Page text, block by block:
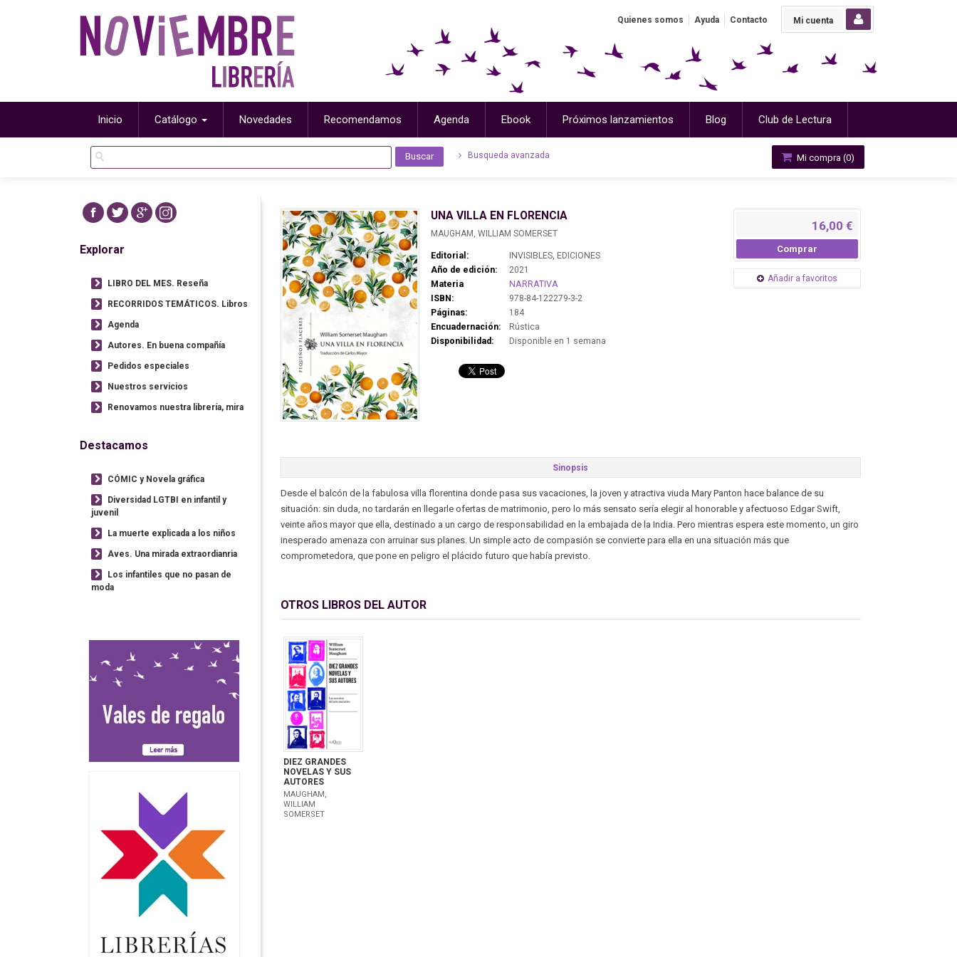
Mi cuenta
Quienes somos Ayuda Contacto
Inicio Catálogo Novedades Recomendamos Agenda Ebook Próximos lanzamientos Blog Club de Lectura
Busqueda avanzada Mi compra (0)
UNA VILLA EN FLORENCIA
MAUGHAM, WILLIAM SOMERSET
Editorial:
INVISIBLES, EDICIONES
Año de edición:
2021
Materia
NARRATIVA
ISBN:
978-84-122279-3-2
Páginas:
184
Encuadernación:
Rústica
Disponibilidad:
Disponible en 1 semana
16,00 €
Comprar
Añadir a favoritos
Sinopsis
Desde el balcón de la fabulosa villa florentina donde pasa sus vacaciones, la joven y atractiva viuda Mary Panton hace balance de su
situación: sin duda, no tardarán en llegarle ofertas de matrimonio, pero lo más sensato sería elegir al honorable y afectuoso Edgar Swift,
veinte años mayor que ella, destinado a un cargo de responsabilidad en la embajada de la India. Pero mientras espera este momento, un giro
inesperado amenaza con arruinar sus planes. Un simple acto de compasión se convierte para ella en una situación más que
comprometedora, que pone en peligro el plácido futuro que había previsto.
OTROS LIBROS DEL AUTOR
DIEZ GRANDES
NOVELAS Y SUS
AUTORES
MAUGHAM,
WILLIAM
SOMERSET
Explorar
LIBRO DEL MES. Reseña
RECORRIDOS TEMÁTICOS. Libros
Agenda
Autores. En buena compañía
Pedidos especiales
Nuestros servicios
Renovamos nuestra librería, mira
Destacamos
CÓMIC y Novela gráfica
Diversidad LGTBI en infantil y
juvenil
La muerte explicada a los niños
Aves. Una mirada extraordianria
Los infantiles que no pasan de
moda